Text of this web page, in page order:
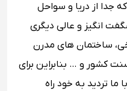
جدا از دریا و سواحل
انگیز و عالی دیگری
ساختمان ‌های مدرن
کشور و … بنابراین برای
تردید به خود راه